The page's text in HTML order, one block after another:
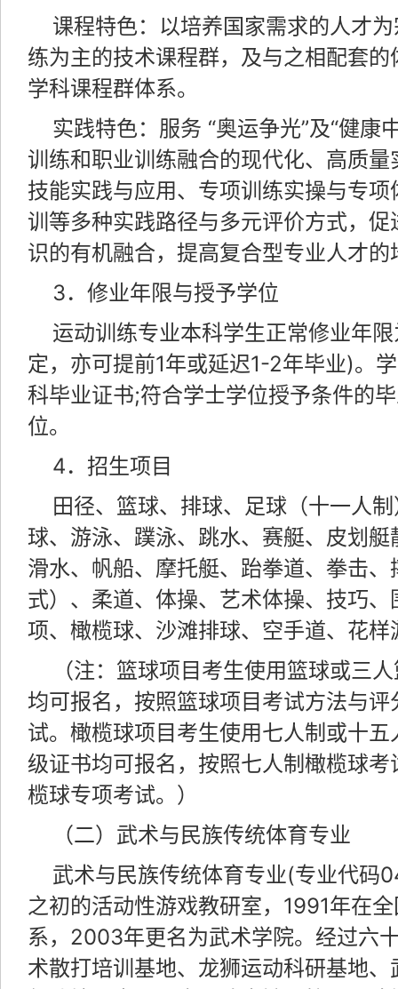
课程特色：以培养国家需求的人才
练为主的技术课程群，及与之相配套
学科课程群体系。
实践特色：服务 “奥运争光”及“健康
训练和职业训练融合的现代化、高质
技能实践与应用、专项训练实操与专
训等多种实践路径与多元评价方式，
识的有机融合，提高复合型专业人才的
3．修业年限与授予学位
运动训练专业本科学生正常修业年
定，亦可提前1年或延迟1-2年毕业)。
科毕业证书;符合学士学位授予条件的
位。
4．招生项目
田径、篮球、排球、足球（十一人
球、游泳、蹼泳、跳水、赛艇、皮划
滑水、帆船、摩托艇、跆拳道、拳击
式）、柔道、体操、艺术体操、技巧
项、橄榄球、沙滩排球、空手道、花样
（注：篮球项目考生使用篮球或三
均可报名，按照篮球项目考试方法与
试。橄榄球项目考生使用七人制或十
级证书均可报名，按照七人制橄榄球
榄球专项考试。）
（二）武术与民族传统体育专业
武术与民族传统体育专业(专业代码
之初的活动性游戏教研室，1991年在
系，2003年更名为武术学院。经过六
术散打培训基地、龙狮运动科研基地